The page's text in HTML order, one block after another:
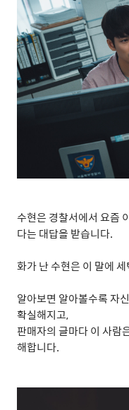
수현은 경찰서에서 요즘
다는 대답을 받습니다.
화가 난 수현은 이 말에
알아보면 알아볼수록 자
확실해지고,
판매자의 글마다 이 사람
해합니다.